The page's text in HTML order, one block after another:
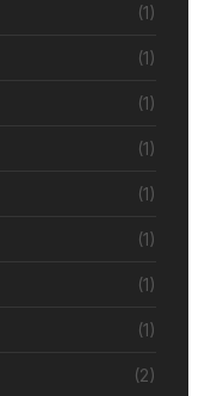
(1)
(1)
(1)
(1)
(1)
(1)
(1)
(1)
(2)